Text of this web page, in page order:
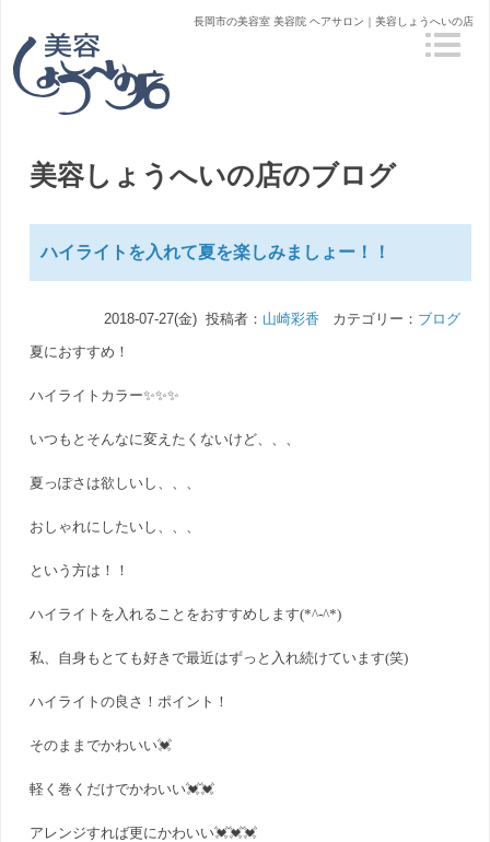
長岡市の美容室 美容院 ヘアサロン｜美容しょうへいの店
美容しょうへいの店のブログ
ハイライトを入れて夏を楽しみましょー！！
2018-07-27(金) 投稿者： 山崎彩香 カテゴリー： ブログ
夏におすすめ！
ハイライトカラー✨✨✨
いつもとそんなに変えたくないけど、、、
夏っぽさは欲しいし、、、
おしゃれにしたいし、、、
という方は！！
ハイライトを入れることをおすすめします(*^-^*)
私、自身もとても好きで最近はずっと入れ続けています(笑)
ハイライトの良さ！ポイント！
そのままでかわいい💓
軽く巻くだけでかわいい💓💓
アレンジすれば更にかわいい💓💓💓